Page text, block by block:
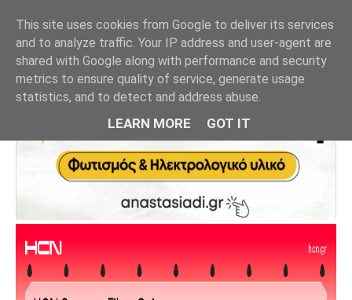
This site uses cookies from Google to deliver its services
and to analyze traffic. Your IP address and user-agent are
shared with Google along with performance and security
metrics to ensure quality of service, generate usage
statistics, and to detect and address abuse.
LEARN MORE GOT IT